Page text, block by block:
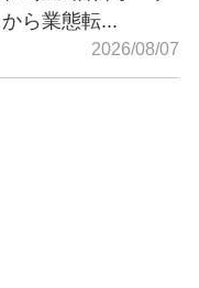
ら業態転...
2026/08/07